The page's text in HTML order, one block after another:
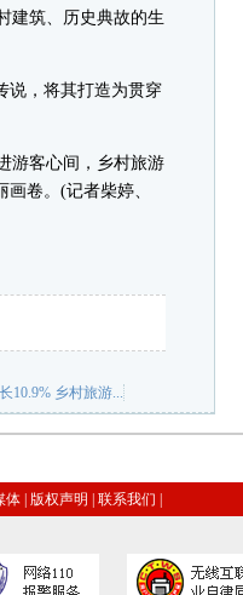
建筑、历史典故的生
，将其打造为贯穿
游客心间，乡村旅游
卷。(记者柴婷、
10.9% 乡村旅游...
体 版权声明 联系我们